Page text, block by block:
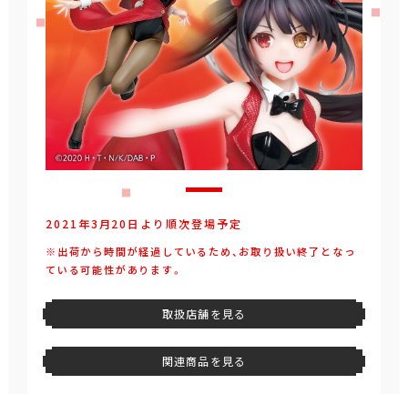
2021年3月20日より順次登場予定
※出荷から時間が経過しているため、お取り扱い終了となっ
ている可能性があります。
取扱店舗を見る
関連商品を見る